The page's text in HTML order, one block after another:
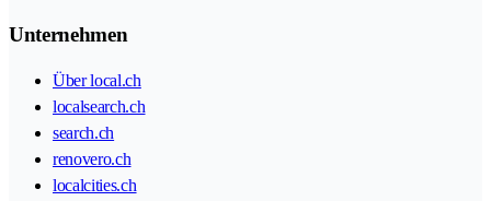
Unternehmen
Über local.ch
localsearch.ch
search.ch
renovero.ch
localcities.ch